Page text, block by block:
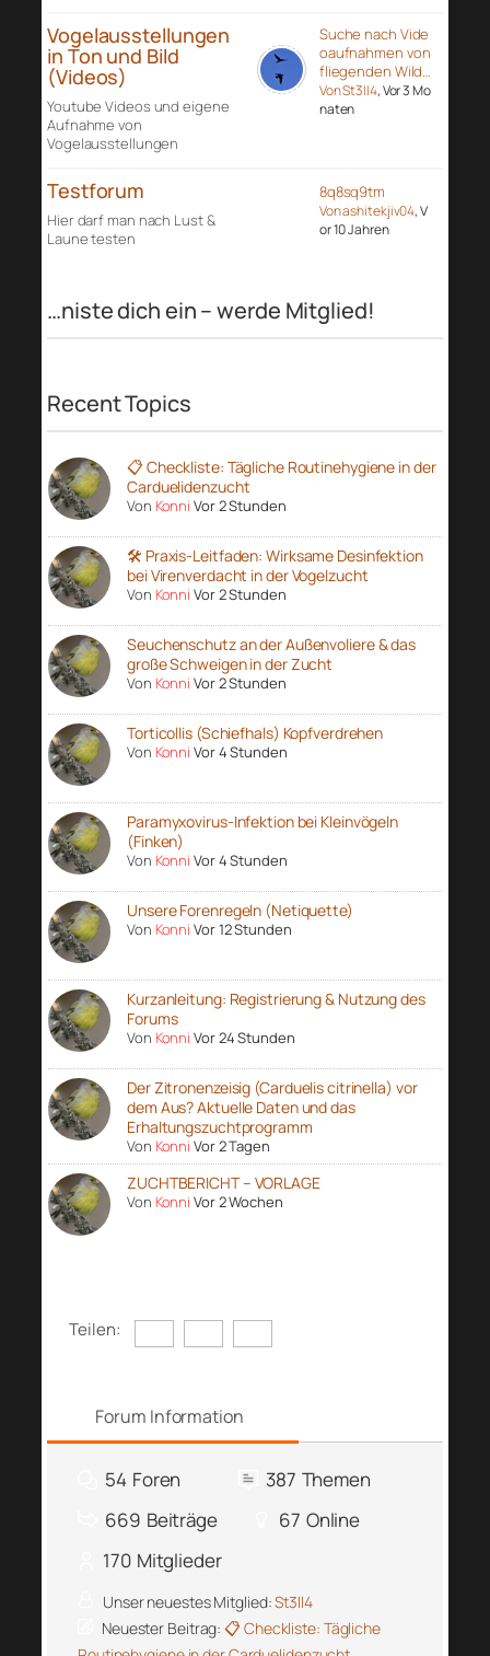
Vogelausstellungen
in Ton und Bild
(Videos)
Youtube Videos und eigene
Aufnahme von
Vogelausstellungen
Suche nach Vide
oaufnahmen von
fliegenden Wild…
Von St3ll4, Vor 3 Mo
naten
Testforum
Hier darf man nach Lust &
Laune testen
8q8sq9tm
Von ashitekjiv04, V
or 10 Jahren
…niste dich ein – werde Mitglied!
Recent Topics
📋 Checkliste: Tägliche Routinehygiene in der
Carduelidenzucht
Von Konni Vor 2 Stunden
🛠️ Praxis-Leitfaden: Wirksame Desinfektion
bei Virenverdacht in der Vogelzucht
Von Konni Vor 2 Stunden
Seuchenschutz an der Außenvoliere & das
große Schweigen in der Zucht
Von Konni Vor 2 Stunden
Torticollis (Schiefhals) Kopfverdrehen
Von Konni Vor 4 Stunden
Paramyxovirus-Infektion bei Kleinvögeln
(Finken)
Von Konni Vor 4 Stunden
Unsere Forenregeln (Netiquette)
Von Konni Vor 12 Stunden
Kurzanleitung: Registrierung & Nutzung des
Forums
Von Konni Vor 24 Stunden
Der Zitronenzeisig (Carduelis citrinella) vor
dem Aus? Aktuelle Daten und das
Erhaltungszuchtprogramm
Von Konni Vor 2 Tagen
ZUCHTBERICHT – VORLAGE
Von Konni Vor 2 Wochen
Teilen:
Forum Information
54 Foren 387 Themen
669 Beiträge 67 Online
170 Mitglieder
Unser neuestes Mitglied:St3ll4
Neuester Beitrag:📋 Checkliste: Tägliche